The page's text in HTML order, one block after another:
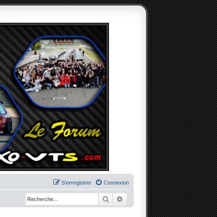
Connexion
S’enregistrer
RechercherRecherche avancée